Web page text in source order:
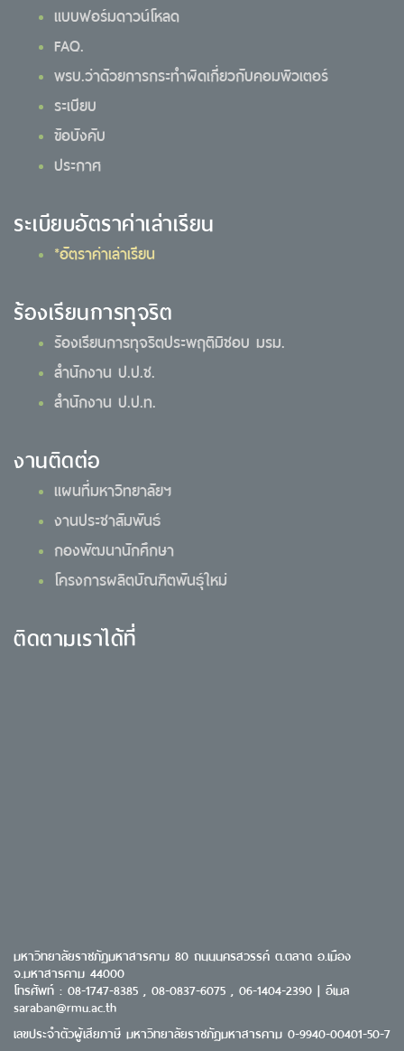
แบบฟอร์มดาวน์โหลด
FAQ.
พรบ.ว่าด้วยการกระทำผิดเกี่ยวกับคอมพิวเตอร์
ระเบียบ
ข้อบังคับ
ประกาศ
ระเบียบอัตราค่าเล่าเรียน
*อัตราค่าเล่าเรียน
ร้องเรียนการทุจริต
ร้องเรียนการทุจริตประพฤติมิชอบ มรม.
สำนักงาน ป.ป.ช.
สำนักงาน ป.ป.ท.
งานติดต่อ
แผนที่มหาวิทยาลัยฯ
งานประชาสัมพันธ์
กองพัฒนานักศึกษา
โครงการผลิตบัณฑิตพันธุ์ใหม่
ติดตามเราได้ที่
มหาวิทยาลัยราชภัฏมหาสารคาม 80 ถนนนครสวรรค์ ต.ตลาด อ.เมือง
จ.มหาสารคาม 44000
โทรศัพท์ : 08-1747-8385 , 08-0837-6075 , 06-1404-2390 | อีเมล
saraban@rmu.ac.th
เลขประจำตัวผู้เสียภาษี มหาวิทยาลัยราชภัฏมหาสารคาม 0-9940-00401-50-7